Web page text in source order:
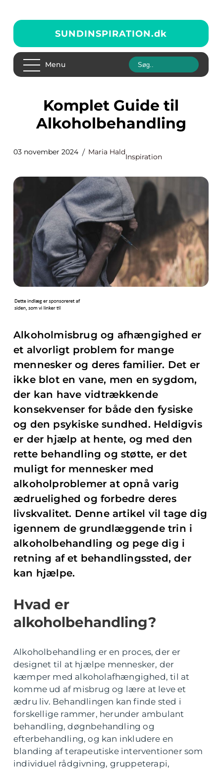
SUNDINSPIRATION.dk
Menu
Komplet Guide til
Alkoholbehandling
03 november 2024 Maria Hald
Inspiration
Alkoholmisbrug og afhængighed er
et alvorligt problem for mange
mennesker og deres familier. Det er
ikke blot en vane, men en sygdom,
der kan have vidtrækkende
konsekvenser for både den fysiske
og den psykiske sundhed. Heldigvis
er der hjælp at hente, og med den
rette behandling og støtte, er det
muligt for mennesker med
alkoholproblemer at opnå varig
ædruelighed og forbedre deres
livskvalitet. Denne artikel vil tage dig
igennem de grundlæggende trin i
alkoholbehandling og pege dig i
retning af et behandlingssted, der
kan hjælpe.
Hvad er
alkoholbehandling?
Alkoholbehandling er en proces, der er
designet til at hjælpe mennesker, der
kæmper med alkoholafhængighed, til at
komme ud af misbrug og lære at leve et
ædru liv. Behandlingen kan finde sted i
forskellige rammer, herunder ambulant
behandling, døgnbehandling og
efterbehandling, og kan inkludere en
blanding af terapeutiske interventioner som
individuel rådgivning, gruppeterapi,